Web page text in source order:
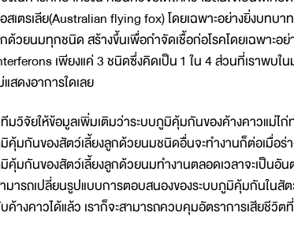
สเตรเลีย(Australian flying fox) โดยเฉพาะอย่างยิ่งบทบ
ด้วยนมทุกชนิด สร้างขึ้นเพื่อกำจัดเชื้อก่อโรคโดยเฉพาะอย่
เพียงแค่ 3 ชนิดซึ่งคิดเป็น 1 ใน 4 ส่วนที่เราพบ
แสดงอาการใดเลย
ทีมวิจัยให้ข้อมูลเพิ่มเติมว่าระบบภูมิคุ้มกันของค้างคาวแม่ไ
คุ้มกันของสัตว์เลี้ยงลูกด้วยนมชนิดอื่นจะทำงานก็ต่อเมื่อร่
คุ้มกันของสัตว์เลี้ยงลูกด้วยนมทำงานตลอดเวลาจะเป็นอัน
มารถเปลี่ยนรูปแบบการตอบสนองของระบบภูมิคุ้มกันใน
ค้างคาวได้แล้ว เราก็จะสามารถควบคุมอัตราการเสียชีวิ